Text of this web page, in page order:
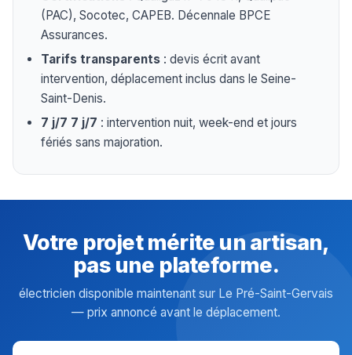
(PAC), Socotec, CAPEB. Décennale BPCE
Assurances.
Tarifs transparents : devis écrit avant
intervention, déplacement inclus dans le Seine-
Saint-Denis.
7 j/7 7 j/7 : intervention nuit, week-end et jours
fériés sans majoration.
Votre projet mérite un artisan,
pas une plateforme.
électricien disponible maintenant sur Le Pré-Saint-Gervais
— prix annoncé avant le déplacement.